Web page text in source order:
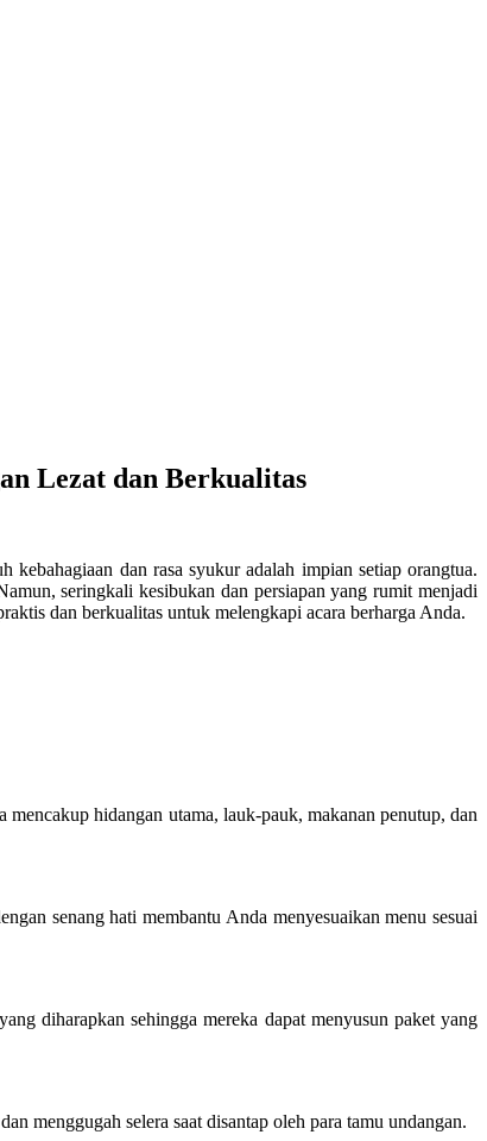
Lezat dan Berkualitas
dan rasa syukur adalah impian setiap orangtua.
seringkali kesibukan dan persiapan yang rumit menjadi
dan berkualitas untuk melengkapi acara berharga Anda.
hidangan utama, lauk-pauk, makanan penutup, dan
senang hati membantu Anda menyesuaikan menu sesuai
diharapkan sehingga mereka dapat menyusun paket yang
menggugah selera saat disantap oleh para tamu undangan.